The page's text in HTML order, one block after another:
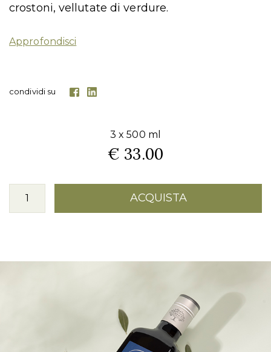
crostoni, vellutate di verdure.
Approfondisci
condividi su
3 x 500 ml
€ 33.00
ACQUISTA